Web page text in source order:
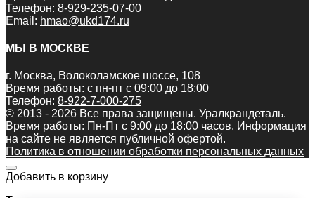
Телефон: 8-929-235-07-00
Email: hmao@ukd174.ru
МЫ В МОСКВЕ
г. Москва, Волоколамское шоссе, 108
Время работы: с пн-пт с 09:00 до 18:00
Телефон: 8-922-7-000-275
© 2013 - 2026 Все права защищены. Уралкрандеталь.
Время работы: Пн-Пт c 9:00 до 18:00 часов. Информация
на сайте не является публичной офертой.
Политика в отношении обработки персональных данных
Добавить в корзину